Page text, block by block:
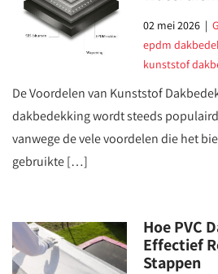
02 mei 2026 |
epdm
kunststof
De Voordelen van Kunststof
dakbedekking wordt steeds
vanwege de vele voordelen die het
gebruikte […]
Hoe PVC
Effectief
Stappen